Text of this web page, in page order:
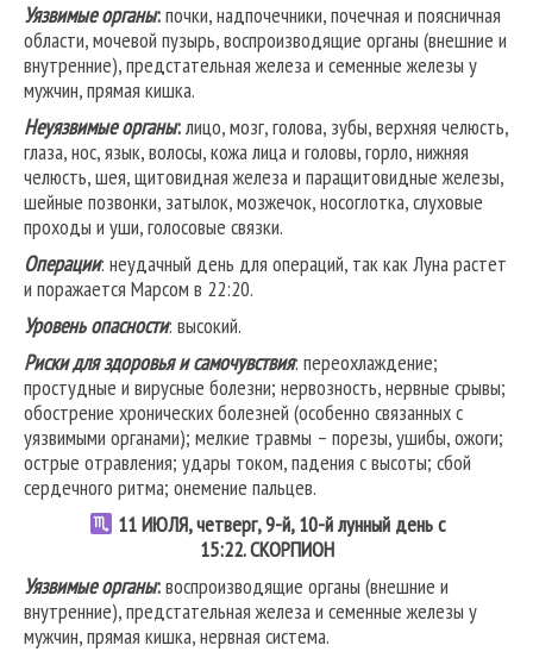
Уязвимые органы:почки, надпочечники, почечная и поясничная
области, мочевой пузырь, воспроизводящие органы (внешние и
внутренние), предстательная железа и семенные железы у
мужчин, прямая кишка.
Неуязвимые органы:лицо, мозг, голова, зубы, верхняя челюсть,
глаза, нос, язык, волосы, кожа лица и головы, горло, нижняя
челюсть, шея, щитовидная железа и паращитовидные железы,
шейные позвонки, затылок, мозжечок, носоглотка, слуховые
проходы и уши, голосовые связки.
Операции: неудачный день для операций, так как Луна растет
и поражается Марсом в 22:20.
Уровень опасности: высокий.
Риски для здоровья и самочувствия: переохлаждение;
простудные и вирусные болезни; нервозность, нервные срывы;
обострение хронических болезней (особенно связанных с
уязвимыми органами); мелкие травмы – порезы, ушибы, ожоги;
острые отравления; удары током, падения с высоты; сбой
сердечного ритма; онемение пальцев.
11ИЮЛЯ, четверг, 9-й, 10-й лунный день с
15:22.СКОРПИОН
Уязвимые органы:воспроизводящие органы (внешние и
внутренние), предстательная железа и семенные железы у
мужчин, прямая кишка, нервная система.